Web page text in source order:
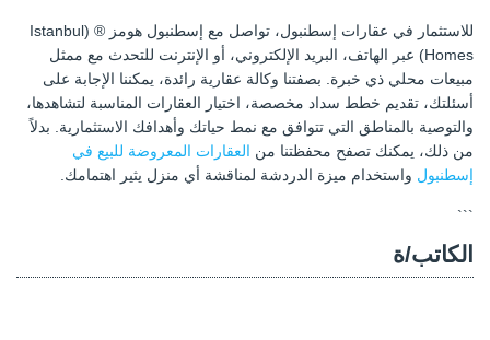
للاستثمار في عقارات إسطنبول، تواصل مع إسطنبول هومز ® (Istanbul
Homes) عبر الهاتف، البريد الإلكتروني، أو الإنترنت للتحدث مع ممثل
مبيعات محلي ذي خبرة. بصفتنا وكالة عقارية رائدة، يمكننا الإجابة على
أسئلتك، تقديم خطط سداد مخصصة، اختيار العقارات المناسبة لتشاهدها،
والتوصية بالمناطق التي تتوافق مع نمط حياتك وأهدافك الاستثمارية. بدلاً
من ذلك، يمكنك تصفح محفظتنا من العقارات المعروضة للبيع في
إسطنبول واستخدام ميزة الدردشة لمناقشة أي منزل يثير اهتمامك.
```
الكاتب/ة